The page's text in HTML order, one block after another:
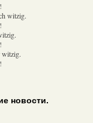
witzig.
witzig.
новости.